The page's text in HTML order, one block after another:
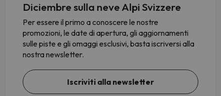
Diciembre sulla neve Alpi Svizzere
Per essere il primo a conoscere le nostre
promozioni, le date di apertura, gli aggiornamenti
sulle piste e gli omaggi esclusivi, basta iscriversi alla
nostra newsletter.
Iscriviti alla newsletter